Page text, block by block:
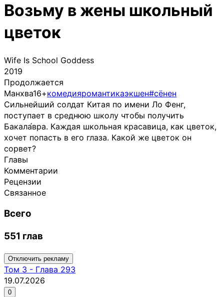
Возьму в жены школьный
цветок
Wife Is School Goddess
2019
Продолжается
Манхва16+комедияромантикаэкшен#сёнен
Сильнейший солдат Китая по имени Ло Фенг,
поступает в среднюю школу чтобы получить
Бакала́вра. Каждая школьная красавица, как цветок,
хочет попасть в его глаза. Какой же цветок он
сорвет?
Главы
Комментарии
Рецензии
Связанное
Всего
551 глав
Отключить рекламу
Том 3 - Глава 293
19.07.2026
0